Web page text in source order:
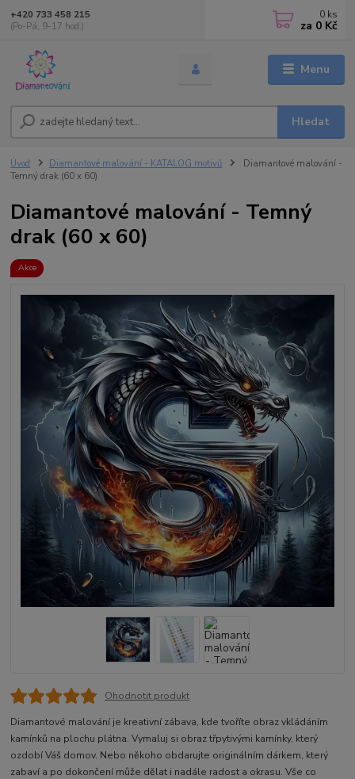
Menu
Hledat
+420 733 458 215
(Po-Pá, 9-17 hod.)
0 ks
za 0 Kč
Úvod Diamantové malování - KATALOG motivů
Diamantové malování -
Temný drak (60 x 60)
Diamantové malování - Temný
drak (60 x 60)
Akce
Ohodnotit produkt
Diamantové malování je kreativní zábava, kde tvoříte obraz vkládáním
kamínků na plochu plátna. Vymaluj si obraz třpytivými kamínky, který
ozdobí Váš domov. Nebo někoho obdarujte originálním dárkem, který
zabaví a po dokončení může dělat i nadále radost a okrasu. Vše co